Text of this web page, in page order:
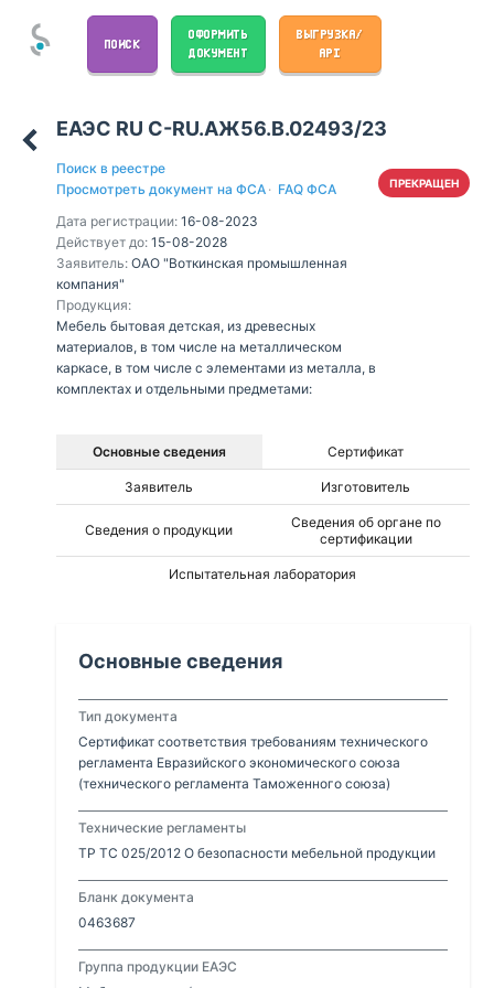
ПОИСК
ОФОРМИТЬ
ДОКУМЕНТ
ВЫГРУЗКА/
API
ЕАЭС RU С-RU.АЖ56.В.02493/23
Поиск в реестре
Просмотреть документ на ФСА · FAQ ФСА
Дата регистрации: 16-08-2023
Действует до: 15-08-2028
Заявитель: ОАО "Воткинская промышленная
компания"
Продукция:
Мебель бытовая детская, из древесных
материалов, в том числе на металлическом
каркасе, в том числе с элементами из металла, в
комплектах и отдельными предметами:
ПРЕКРАЩЕН
Основные сведения Сертификат
Заявитель Изготовитель
Сведения о продукции
Сведения об органе по
сертификации
Испытательная лаборатория
Основные сведения
Тип документа
Сертификат соответствия требованиям технического
регламента Евразийского экономического союза
(технического регламента Таможенного союза)
Технические регламенты
ТР ТС 025/2012 О безопасности мебельной продукции
Бланк документа
0463687
Группа продукции ЕАЭС